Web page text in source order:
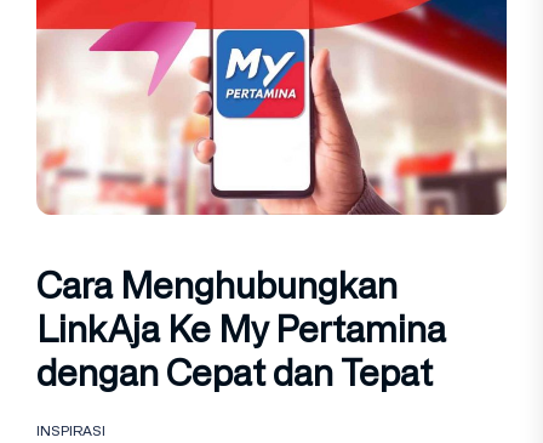
Cara Menghubungkan
LinkAja Ke My Pertamina
dengan Cepat dan Tepat
INSPIRASI